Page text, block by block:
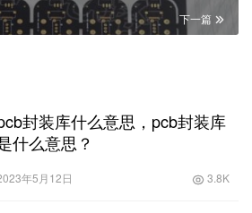
下一篇
封装库什么意思，pcb封装库
什么意思？
年5月12日 3.8K